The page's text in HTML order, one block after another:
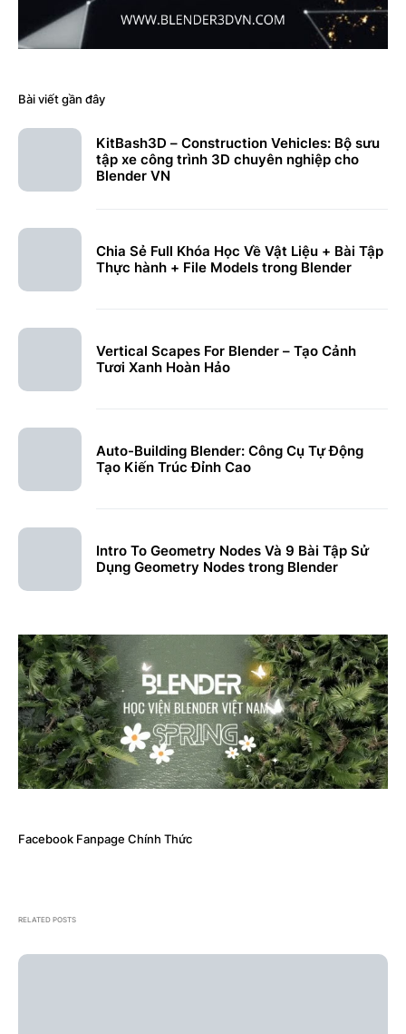
Bài viết gần đây
KitBash3D – Construction Vehicles: Bộ sưu
tập xe công trình 3D chuyên nghiệp cho
Blender VN
Chia Sẻ Full Khóa Học Về Vật Liệu + Bài Tập
Thực hành + File Models trong Blender
Vertical Scapes For Blender – Tạo Cảnh
Tươi Xanh Hoàn Hảo
Auto-Building Blender: Công Cụ Tự Động
Tạo Kiến Trúc Đỉnh Cao
Intro To Geometry Nodes Và 9 Bài Tập Sử
Dụng Geometry Nodes trong Blender
Facebook Fanpage Chính Thức
RELATED POSTS